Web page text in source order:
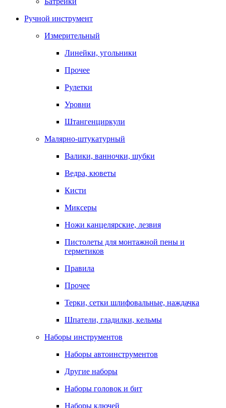
Ручной инструмент
Измерительный
Линейки, угольники
Прочее
Рулетки
Уровни
Штангенциркули
Малярно-штукатурный
Валики, ванночки, шубки
Ведра, кюветы
Кисти
Миксеры
Ножи канцелярские, лезвия
Пистолеты для монтажной пены и
герметиков
Правила
Прочее
Терки, сетки шлифовальные, наждачка
Шпатели, гладилки, кельмы
Наборы инструментов
Наборы автоинструментов
Другие наборы
Наборы головок и бит
Наборы ключей